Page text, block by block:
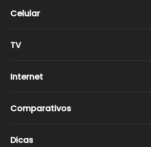
Celular
TV
Internet
Comparativos
Dicas